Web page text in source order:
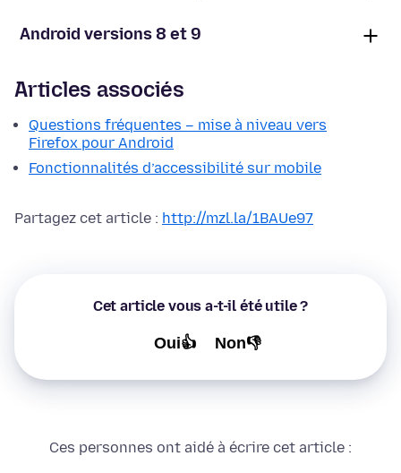
Android versions 8 et 9
Articles associés
Questions fréquentes – mise à niveau vers
Firefox pour Android
Fonctionnalités d’accessibilité sur mobile
Partagez cet article : http://mzl.la/1BAUe97
Cet article vous a-t-il été utile ?
Oui👍 Non👎
Ces personnes ont aidé à écrire cet article :